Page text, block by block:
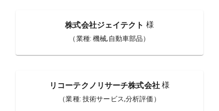
株式会社ジェイテクト 様
（業種:機械,自動車部品）
リコーテクノリサーチ株式会社 様
（業種: 技術サービス,分析評価 ）